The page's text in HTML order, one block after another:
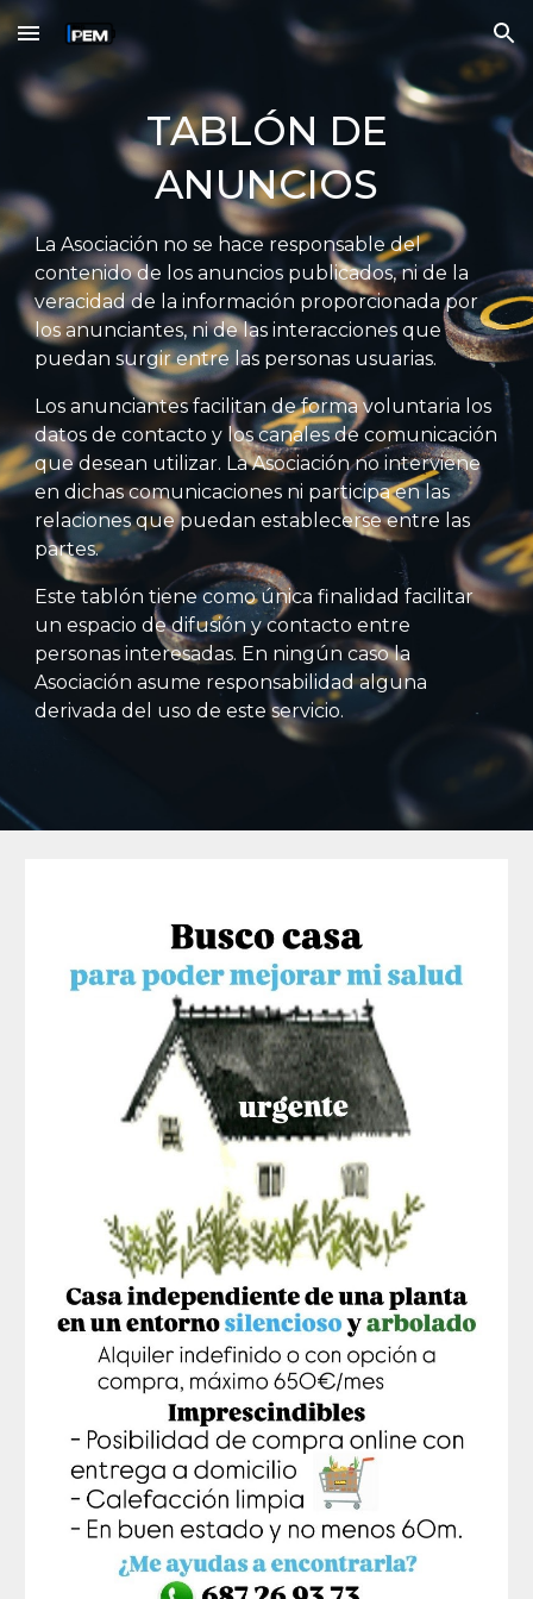
Skip to main content Skip to navigation
TABLÓN DE
ANUNCIOS
La Asociación no se hace responsable del
contenido de los anuncios publicados, ni de la
veracidad de la información proporcionada por
los anunciantes, ni de las interacciones que
puedan surgir entre las personas usuarias.
Los anunciantes facilitan de forma voluntaria los
datos de contacto y los canales de comunicación
que desean utilizar. La Asociación no interviene
en dichas comunicaciones ni participa en las
relaciones que puedan establecerse entre las
partes.
Este tablón tiene como única finalidad facilitar
un espacio de difusión y contacto entre
personas interesadas. En ningún caso la
Asociación asume responsabilidad alguna
derivada del uso de este servicio.